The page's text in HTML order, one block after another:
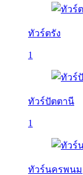
ทัวร์ตรัง
1
ทัวร์ปัตตานี
1
ทัวร์นครพนม